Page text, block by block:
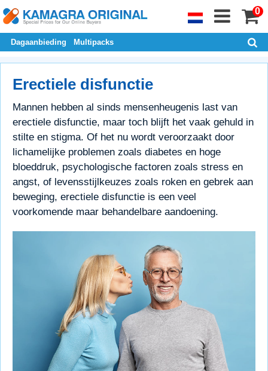
0
Dagaanbieding Multipacks
Erectiele disfunctie
Mannen hebben al sinds mensenheugenis last van
erectiele disfunctie, maar toch blijft het vaak gehuld in
stilte en stigma. Of het nu wordt veroorzaakt door
lichamelijke problemen zoals diabetes en hoge
bloeddruk, psychologische factoren zoals stress en
angst, of levensstijlkeuzes zoals roken en gebrek aan
beweging, erectiele disfunctie is een veel
voorkomende maar behandelbare aandoening.